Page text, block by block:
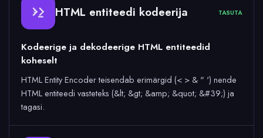
& HTML entiteedi kodeerija TASUTA
Kodeerige ja dekodeerige HTML entiteedid
koheselt
HTML Entity Encoder teisendab erimärgid (< > & " ') nende
HTML entiteedi vasteteks (&lt; &gt; &amp; &quot; &#39;) ja
tagasi.